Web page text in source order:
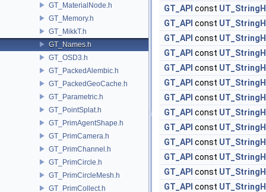
GT_MaterialNode.h
GT_Memory.h
GT_MikkT.h
GT_Names.h
GT_OSD3.h
GT_PackedAlembic.h
GT_PackedGeoCache.h
GT_Parametric.h
GT_PointSplat.h
GT_PrimAgentShape.h
GT_PrimCamera.h
GT_PrimChannel.h
GT_PrimCircle.h
GT_PrimCircleMesh.h
GT_PrimCollect.h
GT_API const
GT_API const
GT_API const
GT_API const
GT_API const
GT_API const
GT_API const
GT_API const
GT_API const
GT_API const
GT_API const
GT_API const
GT_API const